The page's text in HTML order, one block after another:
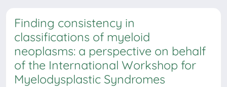
Finding consistency in
classifications of myeloid
neoplasms: a perspective on behalf
of the International Workshop for
Myelodysplastic Syndromes